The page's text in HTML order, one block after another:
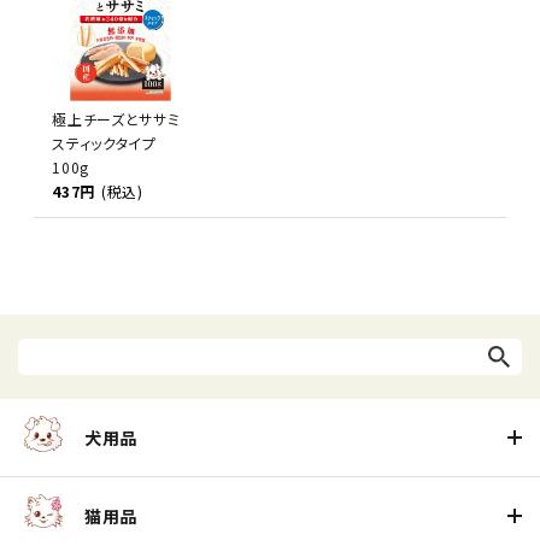
極上チーズとササミ
スティックタイプ
100g
437円 (税込)
犬用品
猫用品